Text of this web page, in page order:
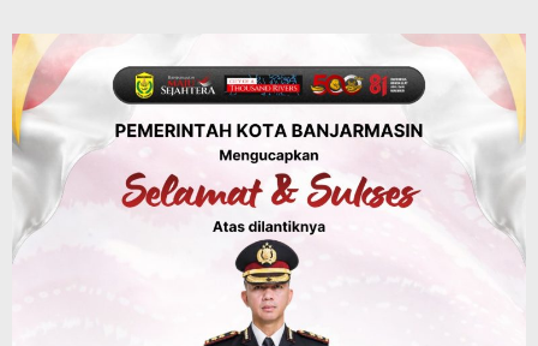
Jamnas XII Cibubur, Termasuk Dua
Peserta Berkebutuhan Khusus
Agustus 9, 2026
Budaya & Pariwisata
Bunda PAUD Banjarmasin Ajak Anak
Belajar Sambil Lihat Satwa, Jelajah
Literasi di Taman Jahri Saleh